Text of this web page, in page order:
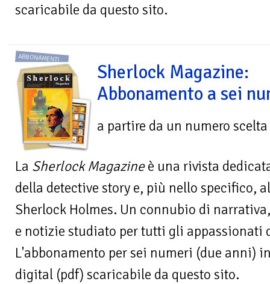
scaricabile da questo sito.
ABBONAMENTI
Sherlock Magazine:
Abbonamento a sei
a partire da un numero scelta
La Sherlock Magazineè una rivista
della detective story e, più nello specifico,
Sherlock Holmes. Un connubio di
e notizie studiato per tutti gli appassionati
L'abbonamento per sei numeri (due anni)
digital (pdf) scaricabile da questo sito.